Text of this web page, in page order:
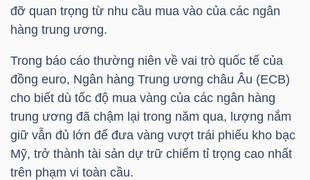
đỡ quan trọng từ nhu cầu mua vào của các ngân
hàng trung ương.
Trong báo cáo thường niên về vai trò quốc tế của
đồng euro, Ngân hàng Trung ương châu Âu (ECB)
cho biết dù tốc độ mua vàng của các ngân hàng
trung ương đã chậm lại trong năm qua, lượng nắm
giữ vẫn đủ lớn để đưa vàng vượt trái phiếu kho bạc
Mỹ, trở thành tài sản dự trữ chiếm tỉ trọng cao nhất
trên phạm vi toàn cầu.
SINH
TRÁI
PHIẾU